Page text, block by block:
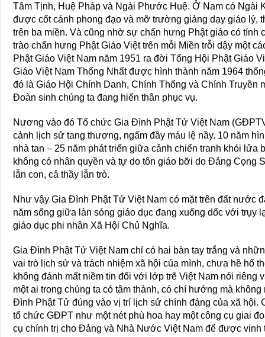
Tâm Tịnh, Huệ Pháp và Ngài Phước Huệ. Ở Nam có Ngài
được cốt cánh phong đạo và mỡ trường giảng dạy giáo lý,
trên ba miền. Và cũng nhờ sự chấn hưng Phật giáo có tính
trào chấn hưng Phật Giáo Việt trên mỗi Miền trỗi dậy một
Phật Giáo Việt Nam năm 1951 ra đời Tổng Hội Phật Giáo
Giáo Việt Nam Thống Nhất được hình thành năm 1964
đó là Giáo Hội Chính Danh, Chính Thống và Chính Truyền
Đoàn sinh chúng ta đang hiến thân phục vụ.
Nương vào đó Tổ chức Gia Đình Phật Tử Việt Nam
cảnh lịch sử tang thương, ngấm đầy máu lệ nầy. 10 năm
nhà tan – 25 năm phát triển giữa cảnh chiến tranh khói lửa
không có nhân quyền và tự do tôn giáo bỡi do Đảng Cọng
lẫn con, cả thầy lẫn trò.
Như vậy Gia Đình Phật Tử Việt Nam có mặt trên đất nước
năm sống giữa làn sóng giáo dục đang xuống dốc với trụy
giáo dục phi nhân Xã Hội Chủ Nghĩa.
Gia Đình Phật Tử Việt Nam chỉ có hai bàn tay trắng và
vai trò lịch sử và trách nhiệm xã hội của mình, chưa hề hổ
không đánh mất niềm tin đối với lớp trẽ Việt Nam nói riêng
một ai trong chúng ta có tâm thành, có chí hướng mà
Đình Phật Tử đúng vào vị trí lịch sử chính đáng của xã
tổ chức GĐPT như một nét phù hoa hay một công cụ giai
cụ chính trị cho Đảng và Nhà Nước Việt Nam để được vinh